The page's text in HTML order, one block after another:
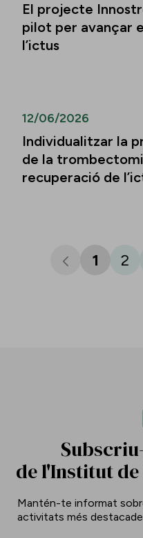
El projecte
pilot per avançar
l’ictus
12/06/2026
Individualitzar la
de la
recuperació de
1 2
de l'Institut de
Mantén-te informat
activitats més